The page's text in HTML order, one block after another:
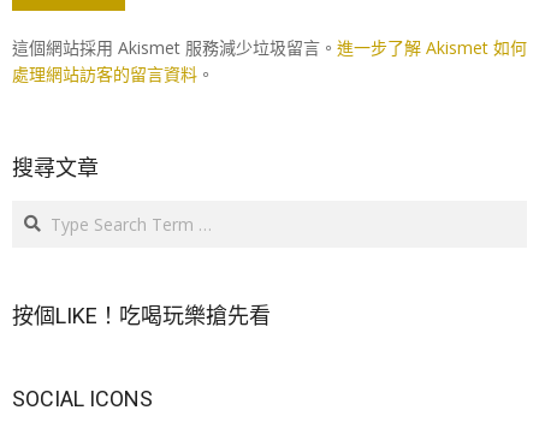
這個網站採用 Akismet 服務減少垃圾留言。 進一步了解 Akismet 如何
處理網站訪客的留言資料 。
搜尋文章
Search
按個LIKE！吃喝玩樂搶先看
SOCIAL ICONS